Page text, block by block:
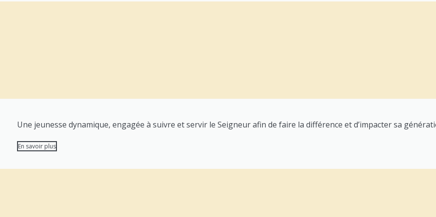
Une jeunesse dynamique, engagée à suivre et servir le Seigneur afin de faire la différence et d’impacter sa
En savoir plus